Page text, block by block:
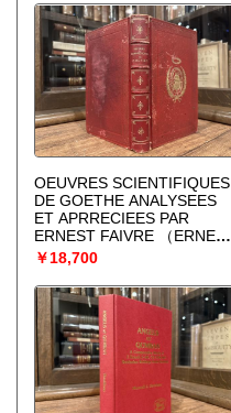
OEUVRES SCIENTIFIQUES
DE GOETHE ANALYSEES
ET APRRECIEES PAR
ERNEST FAIVRE
（ERNEST
FAIVRE）
￥18,700